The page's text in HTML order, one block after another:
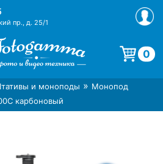
пр., д. 25/1
магазин фототехники
Gamma в СПб
фотоаксессуаров foto-
0
Корзина пуста.
и моноподы » Монопод
карбоновый